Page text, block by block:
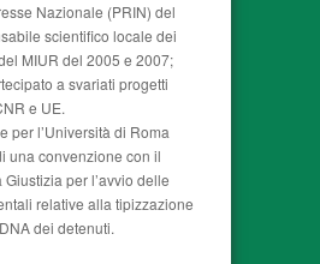
Nazionale (PRIN) del
scientifico locale dei
MIUR del 2005 e 2007;
a svariati progetti
e UE.
per l’Università di Roma
una convenzione con il
per l’avvio delle
relative alla tipizzazione
dei detenuti.